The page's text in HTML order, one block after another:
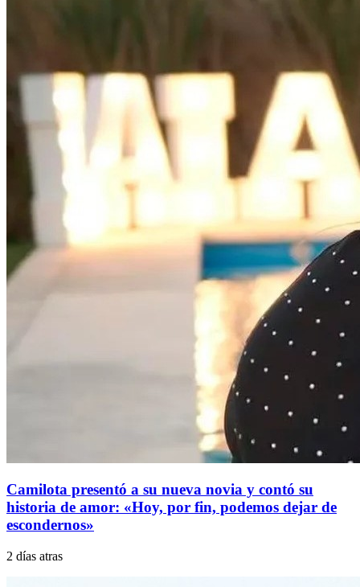
Camilota presentó a su nueva novia y contó su
historia de amor: «Hoy, por fin, podemos dejar de
escondernos»
2 días atras